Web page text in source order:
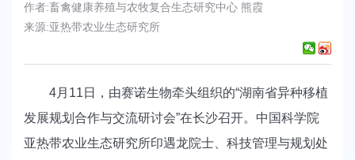
作者:畜禽健康养殖与农牧复合生态研究中心 熊霞
来源:亚热带农业生态研究所
4月11日，由赛诺生物牵头组织的“湖南省异种移植
发展规划合作与交流研讨会”在长沙召开。中国科学院
亚热带农业生态研究所印遇龙院士、科技管理与规划处